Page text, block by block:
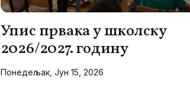
Упис првака у школску
2026/2027. годину
Понедељак, Јун 15, 2026